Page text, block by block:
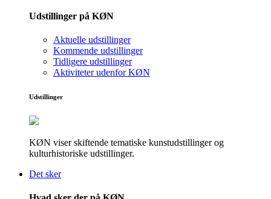
Udstillinger på KØN
Aktuelle udstillinger
Kommende udstillinger
Tidligere udstillinger
Aktiviteter udenfor KØN
Udstillinger
KØN viser skiftende tematiske kunstudstillinger og
kulturhistoriske udstillinger.
Det sker